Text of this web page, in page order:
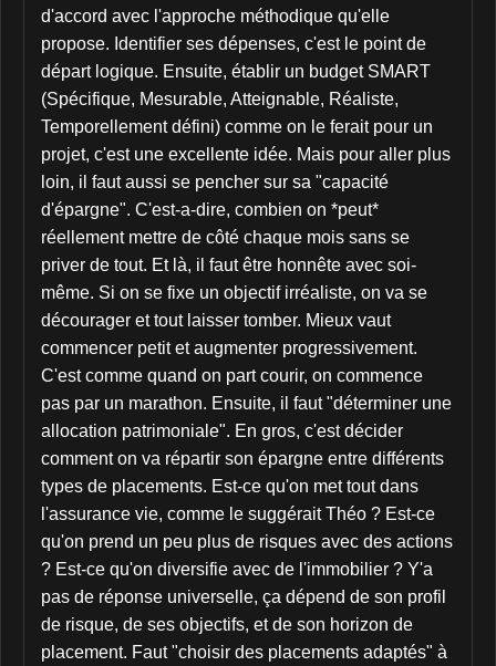
d'accord avec l'approche méthodique qu'elle
propose. Identifier ses dépenses, c'est le point de
départ logique. Ensuite, établir un budget SMART
(Spécifique, Mesurable, Atteignable, Réaliste,
Temporellement défini) comme on le ferait pour un
projet, c'est une excellente idée. Mais pour aller plus
loin, il faut aussi se pencher sur sa "capacité
d'épargne". C'est-a-dire, combien on *peut*
réellement mettre de côté chaque mois sans se
priver de tout. Et là, il faut être honnête avec soi-
même. Si on se fixe un objectif irréaliste, on va se
décourager et tout laisser tomber. Mieux vaut
commencer petit et augmenter progressivement.
C'est comme quand on part courir, on commence
pas par un marathon. Ensuite, il faut "déterminer une
allocation patrimoniale". En gros, c'est décider
comment on va répartir son épargne entre différents
types de placements. Est-ce qu'on met tout dans
l'assurance vie, comme le suggérait Théo ? Est-ce
qu'on prend un peu plus de risques avec des actions
? Est-ce qu'on diversifie avec de l'immobilier ? Y'a
pas de réponse universelle, ça dépend de son profil
de risque, de ses objectifs, et de son horizon de
placement. Faut "choisir des placements adaptés" à